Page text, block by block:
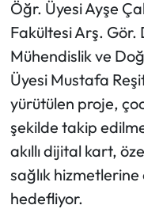
Öğr. Üyesi Ayşe
Fakültesi Arş. Gör.
Mühendislik ve
Üyesi Mustafa
yürütülen proje,
şekilde takip
akıllı dijital kart,
sağlık hizmetlerine
hedefliyor.
Magazin
Mecitözü
Oğuzlar
Ortaköy
Osmancık
Otomotiv